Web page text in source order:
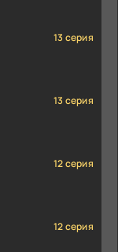
13 серия
13 серия
12 серия
12 серия